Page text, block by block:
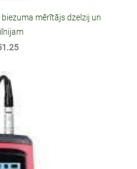
mērītājs dzelzij un